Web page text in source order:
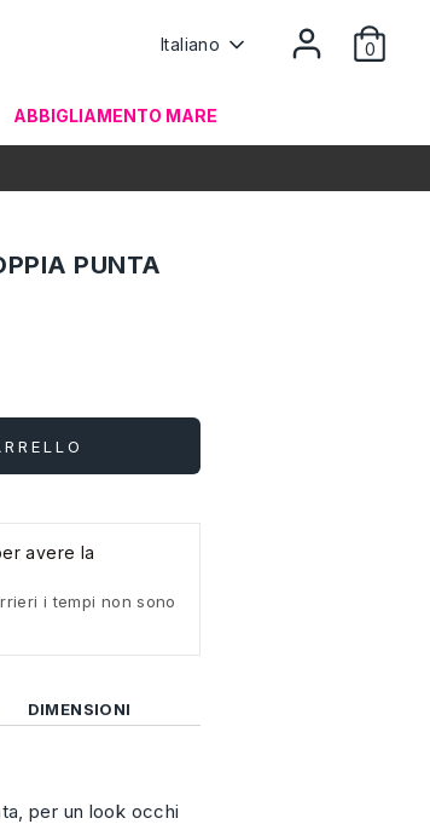
Lingua
Italiano 0
ABBIGLIAMENTO MARE
PUNTA
avere la
i tempi non sono
DIMENSIONI
per un look occhi